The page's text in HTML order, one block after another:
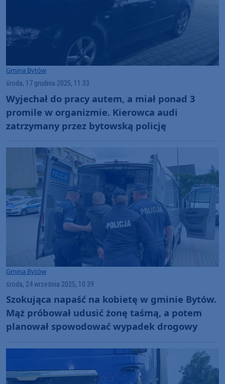
Gmina Bytów
środa, 17 grudnia 2025, 11:33
Wyjechał do pracy autem, a miał ponad 3
promile w organizmie. Kierowca audi
zatrzymany przez bytowską policję
Gmina Bytów
środa, 24 września 2025, 10:39
Szokująca napaść na kobietę w gminie Bytów.
Mąż próbował udusić żonę taśmą, a potem
planował spowodować wypadek drogowy